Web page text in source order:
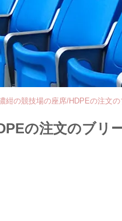
紺の競技場の座席/HDPEの注文
の注文のブリ